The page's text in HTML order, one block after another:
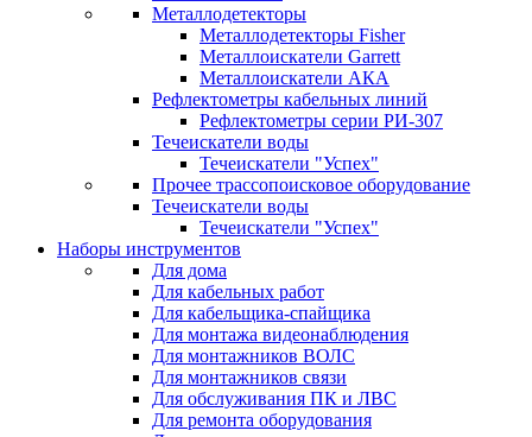
Металлодетекторы
Металлодетекторы Fisher
Металлоискатели Garrett
Металлоискатели АКА
Рефлектометры кабельных линий
Рефлектометры серии РИ-307
Течеискатели воды
Течеискатели "Успех"
Прочее трассопоисковое оборудование
Течеискатели воды
Течеискатели "Успех"
Наборы инструментов
Для дома
Для кабельных работ
Для кабельщика-спайщика
Для монтажа видеонаблюдения
Для монтажников ВОЛС
Для монтажников связи
Для обслуживания ПК и ЛВС
Для ремонта оборудования